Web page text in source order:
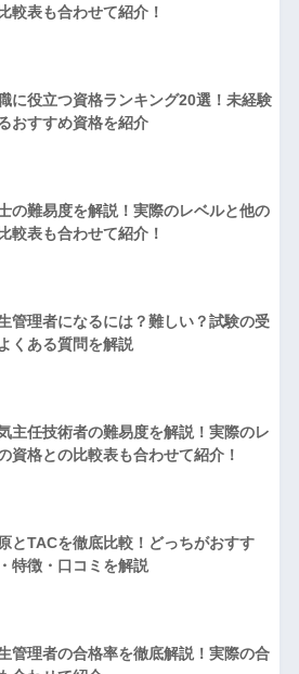
較表も合わせて紹介！
に役立つ資格ランキング20選！未経験
おすすめ資格を紹介
の難易度を解説！実際のレベルと他の
較表も合わせて紹介！
管理者になるには？難しい？試験の受
くある質問を解説
主任技術者の難易度を解説！実際のレ
資格との比較表も合わせて紹介！
とTACを徹底比較！どっちがおすす
特徴・口コミを解説
管理者の合格率を徹底解説！実際の合